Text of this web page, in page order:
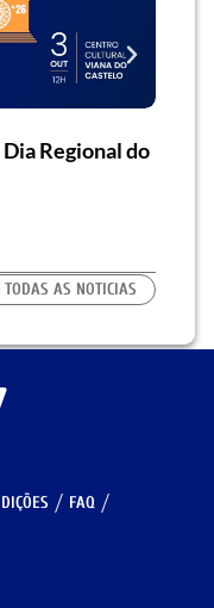
Regional do
TODAS AS NOTICIAS
FAQ